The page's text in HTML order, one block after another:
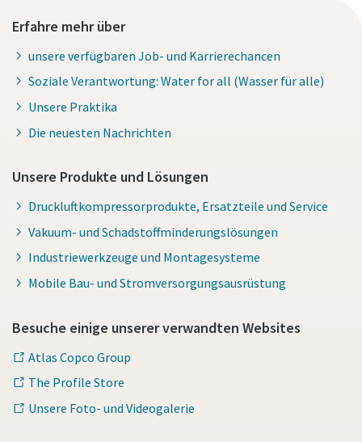
Erfahre mehr über
unsere verfügbaren Job- und Karrierechancen
Soziale Verantwortung: Water for all (Wasser für alle)
Unsere Praktika
Die neuesten Nachrichten
Unsere Produkte und Lösungen
Druckluftkompressorprodukte, Ersatzteile und Service
Vakuum- und Schadstoffminderungslösungen
Industriewerkzeuge und Montagesysteme
Mobile Bau- und Stromversorgungsausrüstung
Besuche einige unserer verwandten Websites
Atlas Copco Group
The Profile Store
Unsere Foto- und Videogalerie